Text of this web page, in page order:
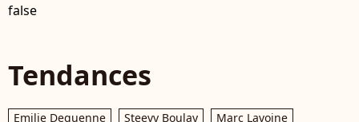
false
Tendances
Emilie Dequenne Steevy Boulay
Marc Lavoine